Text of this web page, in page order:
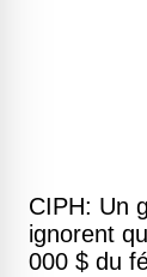
CIPH: Un
ignorent
000 $ du